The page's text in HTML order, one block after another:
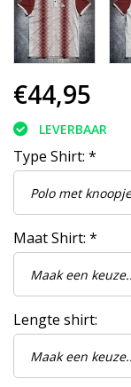
€44,95
LEVERBAAR
Type Shirt: *
Maat Shirt: *
Lengte shirt: